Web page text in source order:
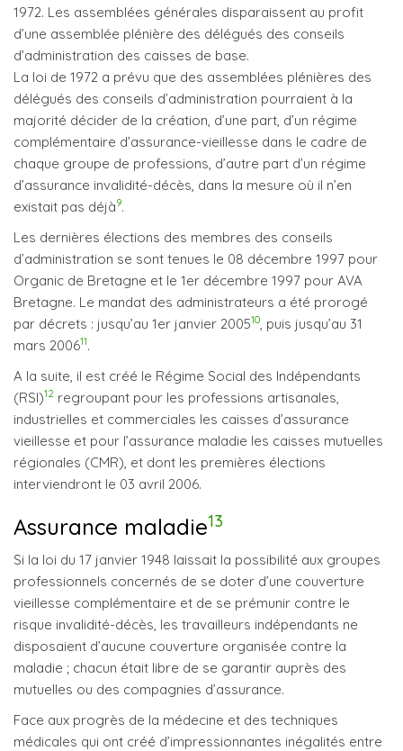
1972. Les assemblées générales disparaissent au profit
d’une assemblée plénière des délégués des conseils
d’administration des caisses de base.
La loi de 1972 a prévu que des assemblées plénières des
délégués des conseils d’administration pourraient à la
majorité décider de la création, d’une part, d’un régime
complémentaire d’assurance-vieillesse dans le cadre de
chaque groupe de professions, d’autre part d’un régime
d’assurance invalidité-décès, dans la mesure où il n’en
existait pas déjà9.
Les dernières élections des membres des conseils
d’administration se sont tenues le 08 décembre 1997 pour
Organic de Bretagne et le 1er décembre 1997 pour AVA
Bretagne. Le mandat des administrateurs a été prorogé
par décrets : jusqu’au 1er janvier 200510, puis jusqu’au 31
mars 200611.
A la suite, il est créé le Régime Social des Indépendants
(RSI)12 regroupant pour les professions artisanales,
industrielles et commerciales les caisses d’assurance
vieillesse et pour l’assurance maladie les caisses mutuelles
régionales (CMR), et dont les premières élections
interviendront le 03 avril 2006.
Assurance maladie13
Si la loi du 17 janvier 1948 laissait la possibilité aux groupes
professionnels concernés de se doter d’une couverture
vieillesse complémentaire et de se prémunir contre le
risque invalidité-décès, les travailleurs indépendants ne
disposaient d’aucune couverture organisée contre la
maladie ; chacun était libre de se garantir auprès des
mutuelles ou des compagnies d’assurance.
Face aux progrès de la médecine et des techniques
médicales qui ont créé d’impressionnantes inégalités entre